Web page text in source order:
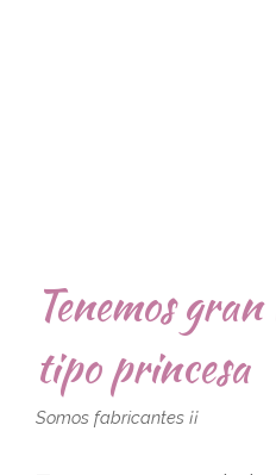
Tenemos
tipo princesa
Somos fabricantes ¡¡